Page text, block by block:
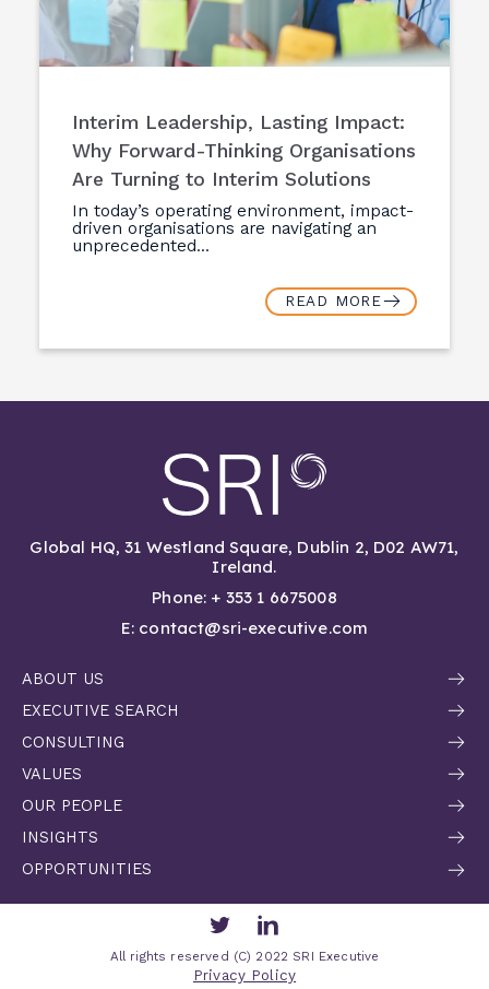
Interim Leadership, Lasting Impact:
Why Forward-Thinking Organisations
Are Turning to Interim Solutions
In today’s operating environment, impact-
driven organisations are navigating an
unprecedented...
READ MORE
Global HQ, 31 Westland Square, Dublin 2, D02 AW71,
Ireland.
Phone: + 353 1 6675008
E: contact@sri-executive.com
ABOUT US
EXECUTIVE SEARCH
CONSULTING
VALUES
OUR PEOPLE
INSIGHTS
OPPORTUNITIES
TwitterLinkedIn
All rights reserved (C) 2022 SRI Executive
Privacy Policy